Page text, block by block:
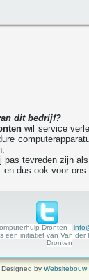
dit bedrijf?
wil service
pas tevreden zijn
dus ook voor ons.
Dronten -
een initiatief van Van der
Dronten
Designed by Websitebouw